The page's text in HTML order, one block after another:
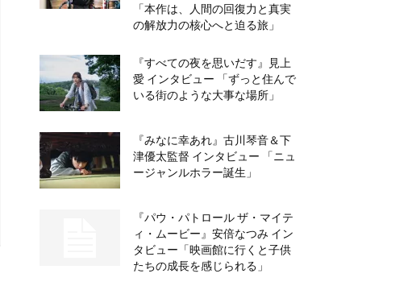
「本作は、人間の回復力と真実
の解放力の核心へと迫る旅」
『すべての夜を思いだす』見上
愛 インタビュー 「ずっと住んで
いる街のような大事な場所」
『みなに幸あれ』古川琴音＆下
津優太監督 インタビュー 「ニュ
ージャンルホラー誕生」
『パウ・パトロール ザ・マイテ
ィ・ムービー』安倍なつみ イン
タビュー「映画館に行くと子供
たちの成長を感じられる」